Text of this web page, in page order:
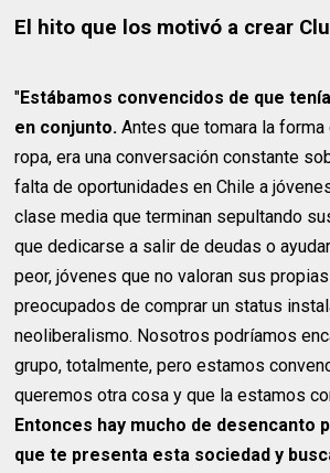
El hito que los motivó a crear
"Estábamos convencidos de que
en conjunto. Antes que tomara la forma
ropa, era una conversación constante
falta de oportunidades en Chile a
clase media que terminan sepultando
que dedicarse a salir de deudas o
peor, jóvenes que no valoran sus
preocupados de comprar un status
neoliberalismo. Nosotros podríamos
grupo, totalmente, pero estamos
queremos otra cosa y que la estamos
Entonces hay mucho de desencanto
que te presenta esta sociedad y